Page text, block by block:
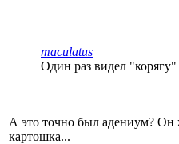
maculatus
Один раз видел "корягу"
А это точно был адениум? Он
картошка...